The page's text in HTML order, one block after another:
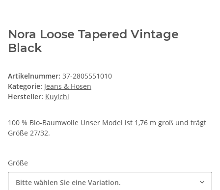
Nora Loose Tapered Vintage
Black
Artikelnummer: 37-2805551010
Kategorie: Jeans & Hosen
Hersteller: Kuyichi
100 % Bio-Baumwolle Unser Model ist 1,76 m groß und trägt
Größe 27/32.
Größe
Bitte wählen Sie eine Variation.